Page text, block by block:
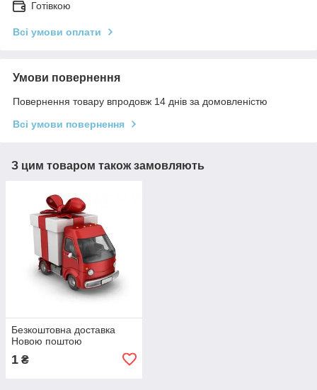
Готівкою
Всі умови оплати
Умови повернення
Повернення товару впродовж 14 днів за домовленістю
Всі умови повернення
З цим товаром також замовляють
Безкоштовна доставка
Новою поштою
1 ₴